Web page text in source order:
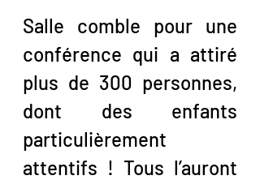
Salle comble pour une
conférence qui a attiré
plus de 300 personnes,
dont des enfants
particulièrement
attentifs ! Tous l’auront